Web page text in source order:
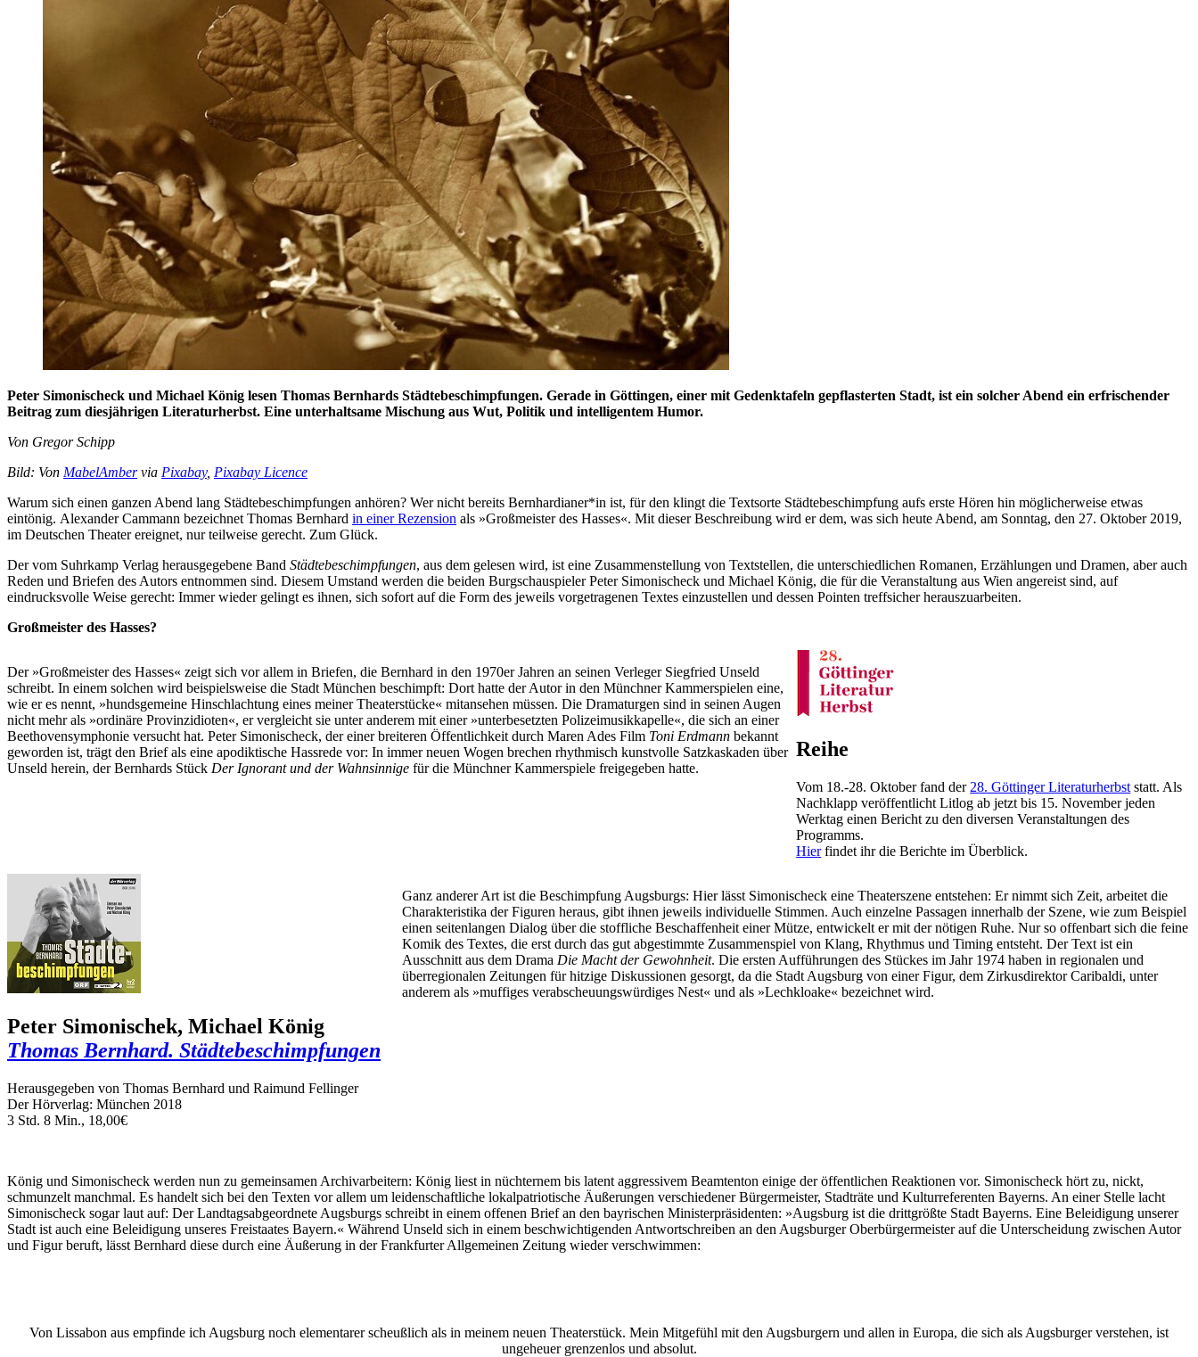
Peter Simonischeck und Michael König lesen Thomas Bernhards Städtebeschimpfungen. Gerade in Göttingen, einer mit Gedenktafeln gepflasterten Stadt, ist ein solcher Abend ein erfrischender
Beitrag zum diesjährigen Literaturherbst. Eine unterhaltsame Mischung aus Wut, Politik und intelligentem Humor.
Von Gregor Schipp
Bild: Von MabelAmbervia Pixabay, Pixabay Licence
Warum sich einen ganzen Abend lang Städtebeschimpfungen anhören? Wer nicht bereits Bernhardianer*in ist, für den klingt die Textsorte Städtebeschimpfung aufs erste Hören hin möglicherweise etwas
eintönig. Alexander Cammann bezeichnet Thomas Bernhard in einer Rezension als »Großmeister des Hasses«. Mit dieser Beschreibung wird er dem, was sich heute Abend, am Sonntag, den 27. Oktober 2019,
im Deutschen Theater ereignet, nur teilweise gerecht. Zum Glück.
Der vom Suhrkamp Verlag herausgegebene Band Städtebeschimpfungen, aus dem gelesen wird, ist eine Zusammenstellung von Textstellen, die unterschiedlichen Romanen, Erzählungen und Dramen, aber auch
Reden und Briefen des Autors entnommen sind. Diesem Umstand werden die beiden Burgschauspieler Peter Simonischeck und Michael König, die für die Veranstaltung aus Wien angereist sind, auf
eindrucksvolle Weise gerecht: Immer wieder gelingt es ihnen, sich sofort auf die Form des jeweils vorgetragenen Textes einzustellen und dessen Pointen treffsicher herauszuarbeiten.
Großmeister des Hasses?
Der »Großmeister des Hasses« zeigt sich vor allem in Briefen, die Bernhard in den 1970er Jahren an seinen Verleger Siegfried Unseld
schreibt. In einem solchen wird beispielsweise die Stadt München beschimpft: Dort hatte der Autor in den Münchner Kammerspielen eine,
wie er es nennt, »hundsgemeine Hinschlachtung eines meiner Theaterstücke« mitansehen müssen. Die Dramaturgen sind in seinen Augen
nicht mehr als »ordinäre Provinzidioten«, er vergleicht sie unter anderem mit einer »unterbesetzten Polizeimusikkapelle«, die sich an einer
Beethovensymphonie versucht hat. Peter Simonischeck, der einer breiteren Öffentlichkeit durch Maren Ades Film Toni Erdmann bekannt
geworden ist, trägt den Brief als eine apodiktische Hassrede vor: In immer neuen Wogen brechen rhythmisch kunstvolle Satzkaskaden über
Unseld herein, der Bernhards Stück Der Ignorant und der Wahnsinnige für die Münchner Kammerspiele freigegeben hatte.
Reihe
Vom 18.-28. Oktober fand der 28. Göttinger Literaturherbst statt. Als
Nachklapp veröffentlicht Litlog ab jetzt bis 15. November jeden
Werktag einen Bericht zu den diversen Veranstaltungen des
Programms.
Hierfindet ihr die Berichte im Überblick.
Peter Simonischek, Michael König
Thomas Bernhard. Städtebeschimpfungen
Herausgegeben von Thomas Bernhard und Raimund Fellinger
Der Hörverlag: München 2018
3 Std. 8 Min., 18,00€
Ganz anderer Art ist die Beschimpfung Augsburgs: Hier lässt Simonischeck eine Theaterszene entstehen: Er nimmt sich Zeit, arbeitet die
Charakteristika der Figuren heraus, gibt ihnen jeweils individuelle Stimmen. Auch einzelne Passagen innerhalb der Szene, wie zum Beispiel
einen seitenlangen Dialog über die stoffliche Beschaffenheit einer Mütze, entwickelt er mit der nötigen Ruhe. Nur so offenbart sich die feine
Komik des Textes, die erst durch das gut abgestimmte Zusammenspiel von Klang, Rhythmus und Timing entsteht. Der Text ist ein
Ausschnitt aus dem Drama Die Macht der Gewohnheit. Die ersten Aufführungen des Stückes im Jahr 1974 haben in regionalen und
überregionalen Zeitungen für hitzige Diskussionen gesorgt, da die Stadt Augsburg von einer Figur, dem Zirkusdirektor Caribaldi, unter
anderem als »muffiges verabscheuungswürdiges Nest« und als »Lechkloake« bezeichnet wird.
König und Simonischeck werden nun zu gemeinsamen Archivarbeitern: König liest in nüchternem bis latent aggressivem Beamtenton einige der öffentlichen Reaktionen vor. Simonischeck hört zu, nickt,
schmunzelt manchmal. Es handelt sich bei den Texten vor allem um leidenschaftliche lokalpatriotische Äußerungen verschiedener Bürgermeister, Stadträte und Kulturreferenten Bayerns. An einer Stelle lacht
Simonischeck sogar laut auf: Der Landtagsabgeordnete Augsburgs schreibt in einem offenen Brief an den bayrischen Ministerpräsidenten: »Augsburg ist die drittgrößte Stadt Bayerns. Eine Beleidigung unserer
Stadt ist auch eine Beleidigung unseres Freistaates Bayern.« Während Unseld sich in einem beschwichtigenden Antwortschreiben an den Augsburger Oberbürgermeister auf die Unterscheidung zwischen Autor
und Figur beruft, lässt Bernhard diese durch eine Äußerung in der Frankfurter Allgemeinen Zeitung wieder verschwimmen:
Von Lissabon aus empfinde ich Augsburg noch elementarer scheußlich als in meinem neuen Theaterstück. Mein Mitgefühl mit den Augsburgern und allen in Europa, die sich als Augsburger verstehen, ist
ungeheuer grenzenlos und absolut.